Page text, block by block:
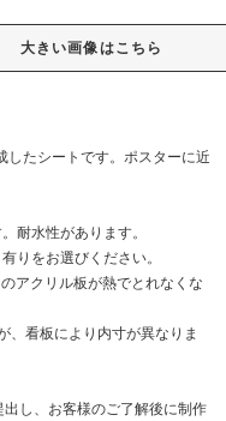
大きい画像はこちら
したシートです。ポスターに近
耐水性があります。
りをお選びください。
アクリル板が熱でとれなくな
、看板により内寸が異なりま
し、お客様のご了解後に制作